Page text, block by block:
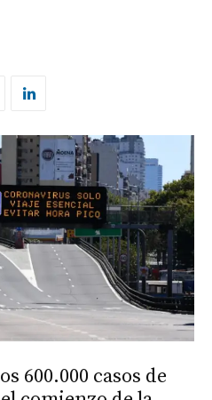
600.000 casos de